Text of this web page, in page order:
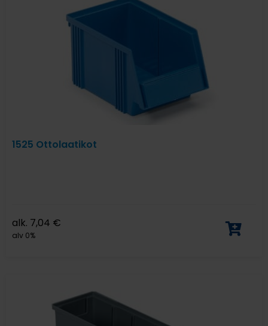
1525 Ottolaatikot
alk. 7,04 €
alv 0%